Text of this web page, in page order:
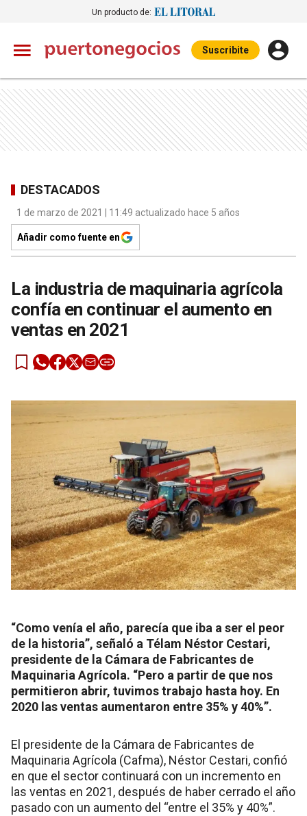
Un producto de:
Suscribite
DESTACADOS
1 de marzo de 2021 | 11:49 actualizado hace 5 años
Añadir como fuente en
La industria de maquinaria agrícola
confía en continuar el aumento en
ventas en 2021
“Como venía el año, parecía que iba a ser el peor
de la historia”, señaló a Télam Néstor Cestari,
presidente de la Cámara de Fabricantes de
Maquinaria Agrícola. “Pero a partir de que nos
permitieron abrir, tuvimos trabajo hasta hoy. En
2020 las ventas aumentaron entre 35% y 40%”.
El presidente de la Cámara de Fabricantes de
Maquinaria Agrícola (Cafma), Néstor Cestari, confió
en que el sector continuará con un incremento en
las ventas en 2021, después de haber cerrado el año
pasado con un aumento del “entre el 35% y 40%”.